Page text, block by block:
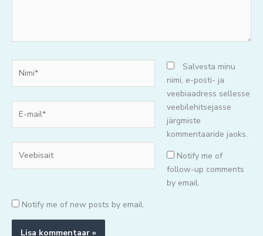
mail*
Salvesta minu
nimi, e-posti- ja
veebiaadress sellesse
veebilehitsejasse
järgmiste
kommentaaride jaoks.
Notify me of
follow-up comments
by email.
Notify me of new posts by email.